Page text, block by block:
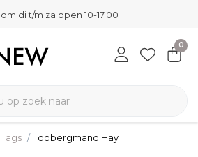
di t/m za open 10-17.00
0
Tags opbergmand Hay